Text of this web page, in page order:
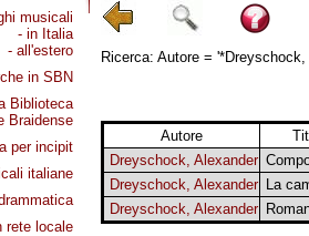
musicali
- in Italia
- all'estero
in SBN
Biblioteca
Braidense
per incipit
italiane
rete locale
Ricerca: Autore =
Autore
Dreyschock, Alexander
Dreyschock, Alexander La
Dreyschock, Alexander